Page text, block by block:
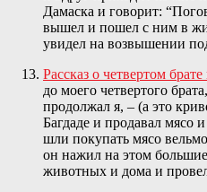
Дамаска и говорит:
вышел и пошел с ним в
увидел на возвышении
Рассказ о четвертом
до моего четвертого
продолжал я, – (а это
Багдаде и продавал мясо
шли покупать мясо
он нажил на этом
животных и дома и